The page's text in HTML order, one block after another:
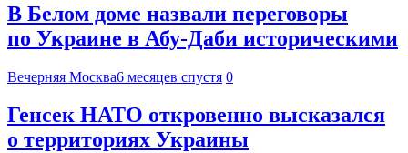
В Белом доме назвали переговоры
по Украине в Абу-Даби историческими
Вечерняя Москва6 месяцев спустя 0
Генсек НАТО откровенно высказался
о территориях Украины